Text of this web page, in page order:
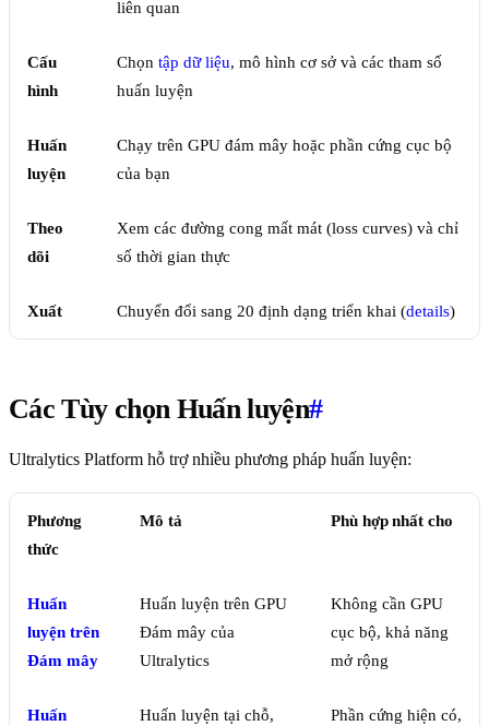
liên quan
Cấu
hình
Chọn tập dữ liệu, mô hình cơ sở và các tham số
huấn luyện
Huấn
luyện
Chạy trên GPU đám mây hoặc phần cứng cục bộ
của bạn
Theo
dõi
Xem các đường cong mất mát (loss curves) và chỉ
số thời gian thực
Xuất Chuyển đổi sang 20 định dạng triển khai (details)
Các Tùy chọn Huấn luyện#
Ultralytics Platform hỗ trợ nhiều phương pháp huấn luyện:
Phương
thức
Mô tả Phù hợp nhất cho
Huấn
luyện trên
Đám mây
Huấn luyện trên GPU
Đám mây của
Ultralytics
Không cần GPU
cục bộ, khả năng
mở rộng
Huấn
Huấn luyện tại chỗ,
Phần cứng hiện có,